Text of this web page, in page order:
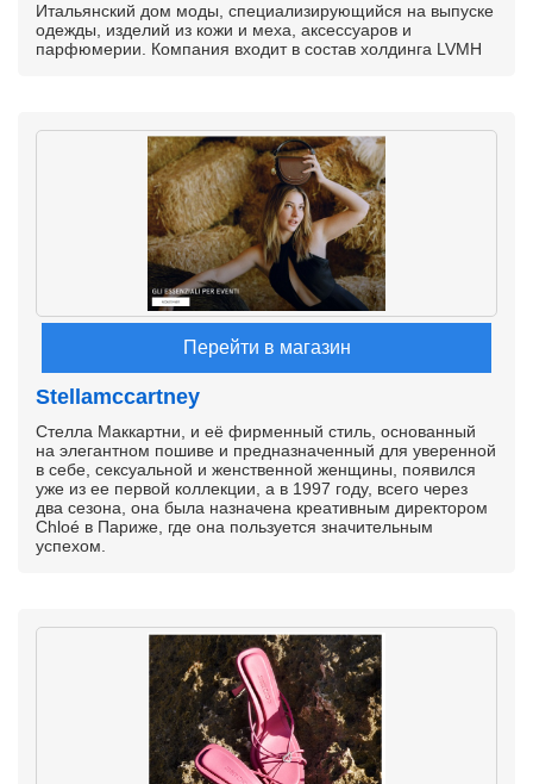
Итальянский дом моды, специализирующийся на выпуске
одежды, изделий из кожи и меха, аксессуаров и
парфюмерии. Компания входит в состав холдинга LVMH
Перейти в магазин
Stellamccartney
Стелла Маккартни, и её фирменный стиль, основанный
на элегантном пошиве и предназначенный для уверенной
в себе, сексуальной и женственной женщины, появился
уже из ее первой коллекции, а в 1997 году, всего через
два сезона, она была назначена креативным директором
Chloé в Париже, где она пользуется значительным
успехом.